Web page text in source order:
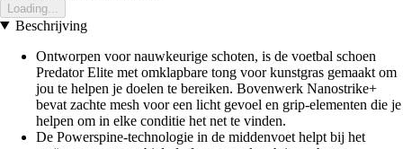
Loading...
Beschrijving
Ontworpen voor nauwkeurige schoten, is de voetbal schoen
Predator Elite met omklapbare tong voor kunstgras gemaakt om
jou te helpen je doelen te bereiken. Bovenwerk Nanostrike+
bevat zachte mesh voor een licht gevoel en grip-elementen die je
helpen om in elke conditie het net te vinden.
De Powerspine-technologie in de middenvoet helpt bij het